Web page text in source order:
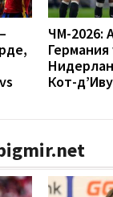
ЧМ-2026:
Кот-